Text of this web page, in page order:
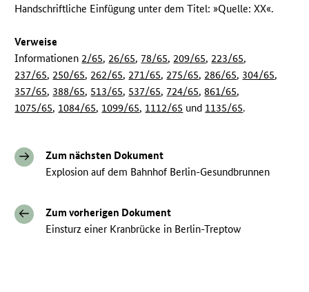
Handschriftliche Einfügung unter dem Titel: »Quelle: XX«.
Verweise
Informationen 2/65, 26/65, 78/65, 209/65, 223/65,
237/65, 250/65, 262/65, 271/65, 275/65, 286/65, 304/65,
357/65, 388/65, 513/65, 537/65, 724/65,861/65,
1075/65, 1084/65, 1099/65, 1112/65 und 1135/65.
Zum nächsten Dokument
Explosion auf dem Bahnhof Berlin-Gesundbrunnen
Zum vorherigen Dokument
Einsturz einer Kranbrücke in Berlin-Treptow